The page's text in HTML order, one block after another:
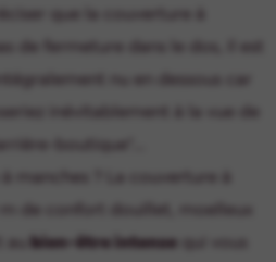
que la couverture à
de fermeture dans le dos, il est
nu en dessous car
inévitablement à la vue de
boutique"...
manches ? La couverture à
m de confort douillet, moelleux
bien-être intense